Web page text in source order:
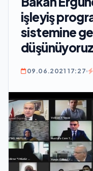
işleyiş
sistemine
09.06.2021 17:27